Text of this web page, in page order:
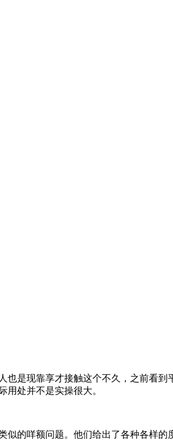
是现靠享才接触这个不久，之前看
用处并不是实操很大。
的咩额问题。他们给出了各种各样